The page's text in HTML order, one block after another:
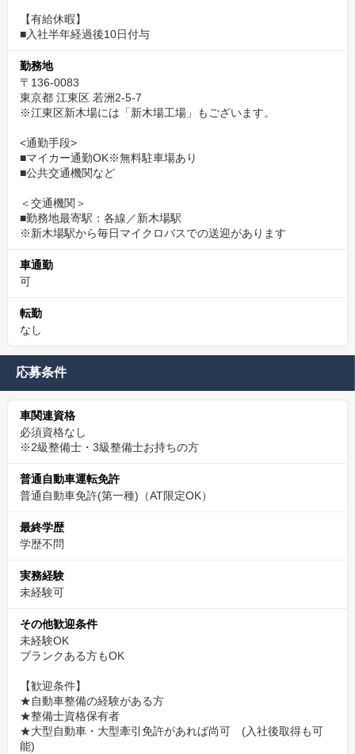
【有給休暇】
■入社半年経過後10日付与
勤務地
〒136-0083
東京都 江東区 若洲2-5-7
※江東区新木場には「新木場工場」もございます。
<通勤手段>
■マイカー通勤OK※無料駐車場あり
■公共交通機関など
＜交通機関＞
■勤務地最寄駅：各線／新木場駅
※新木場駅から毎日マイクロバスでの送迎があります
車通勤
可
転勤
なし
応募条件
車関連資格
必須資格なし
※2級整備士・3級整備士お持ちの方
普通自動車運転免許
普通自動車免許(第一種)（AT限定OK）
最終学歴
学歴不問
実務経験
未経験可
その他歓迎条件
未経験OK
ブランクある方もOK
【歓迎条件】
★自動車整備の経験がある方
★整備士資格保有者
★大型自動車・大型牽引免許があれば尚可 (入社後取得も可
能)